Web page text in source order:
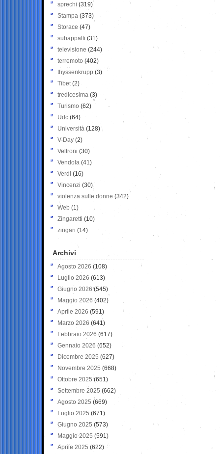
sprechi (319)
Stampa (373)
Storace (47)
subappalti (31)
televisione(244)
terremoto (402)
thyssenkrupp (3)
Tibet(2)
tredicesima (3)
Turismo (62)
Udc (64)
Università (128)
V-Day (2)
Veltroni (30)
Vendola (41)
Verdi (16)
Vincenzi (30)
violenza sulle donne (342)
Web (1)
Zingaretti (10)
zingari (14)
Archivi
Agosto 2026 (108)
Luglio 2026 (613)
Giugno 2026 (545)
Maggio 2026 (402)
Aprile 2026 (591)
Marzo 2026 (641)
Febbraio 2026 (617)
Gennaio 2026 (652)
Dicembre 2025 (627)
Novembre 2025 (668)
Ottobre 2025 (651)
Settembre 2025 (662)
Agosto 2025 (669)
Luglio 2025 (671)
Giugno 2025 (573)
Maggio 2025 (591)
Aprile 2025 (622)